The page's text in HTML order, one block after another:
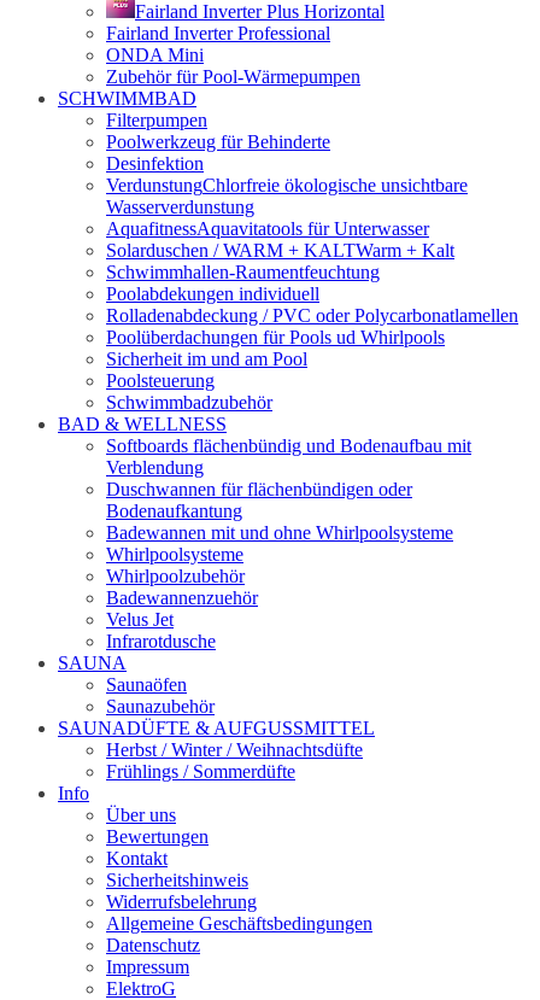
Fairland Inverter Plus Horizontal
Fairland Inverter Professional
ONDA Mini
Zubehör für Pool-Wärmepumpen
SCHWIMMBAD
Filterpumpen
Poolwerkzeug für Behinderte
Desinfektion
VerdunstungChlorfreie ökologische unsichtbare
Wasserverdunstung
AquafitnessAquavitatools für Unterwasser
Solarduschen / WARM + KALTWarm + Kalt
Schwimmhallen-Raumentfeuchtung
Poolabdekungen individuell
Rolladenabdeckung / PVC oder Polycarbonatlamellen
Poolüberdachungen für Pools ud Whirlpools
Sicherheit im und am Pool
Poolsteuerung
Schwimmbadzubehör
BAD & WELLNESS
Softboards flächenbündig und Bodenaufbau mit
Verblendung
Duschwannen für flächenbündigen oder
Bodenaufkantung
Badewannen mit und ohne Whirlpoolsysteme
Whirlpoolsysteme
Whirlpoolzubehör
Badewannenzuehör
Velus Jet
Infrarotdusche
SAUNA
Saunaöfen
Saunazubehör
SAUNADÜFTE & AUFGUSSMITTEL
Herbst / Winter / Weihnachtsdüfte
Frühlings / Sommerdüfte
Info
Über uns
Bewertungen
Kontakt
Sicherheitshinweis
Widerrufsbelehrung
Allgemeine Geschäftsbedingungen
Datenschutz
Impressum
ElektroG